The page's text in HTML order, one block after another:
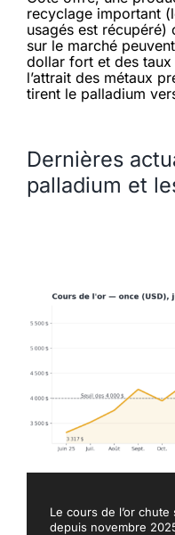
recyclage important
usagés est récupéré)
sur le marché
dollar fort et des taux
l’attrait des métaux
tirent le palladium
Dernières
palladium et
Le cours de l’or
depuis novembre